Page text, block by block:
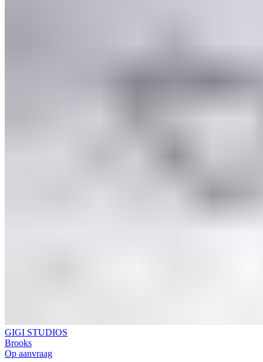
GIGI STUDIOS
Brooks
Op aanvraag